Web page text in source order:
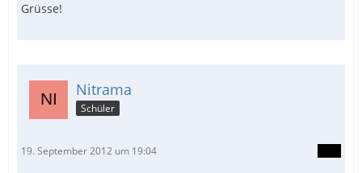
Grüsse!
Nitrama
Schüler
19. September 2012 um 19:04